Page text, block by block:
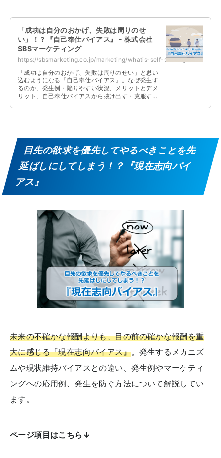
「成功は自分のおかげ、失敗は周りのせ
い」！？『自己奉仕バイアス』 - 株式会社
SBSマーケティング
https://sbsmarketing.co.jp/marketing/whatis-self-serving-bias-2023-07/
「成功は自分のおかげ、失敗は周りのせい」と思い
込むようになる『自己奉仕バイアス』。なぜ発生す
るのか、発生例・陥りやすい状況、メリットとデメ
リット、自己奉仕バイアスから抜け出す・克服する
目先の欲求を優先してやるべきことを先
延ばしにしてしまう！？『現在志向バイ
アス』
未来の不確かな報酬よりも、目の前の確かな報酬を重
大に感じる『現在志向バイアス』。発生するメカニズ
ムや現状維持バイアスとの違い、発生例やマーケティ
ングへの応用例、発生を防ぐ方法について解説してい
ます。
ページ項目はこちら↓